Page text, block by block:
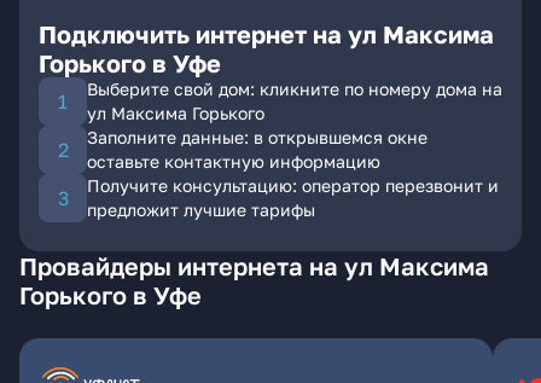
Подключить интернет на ул Максима
Горького в Уфе
Выберите свой дом: кликните по номеру дома на
ул Максима Горького
Заполните данные: в открывшемся окне
оставьте контактную информацию
Получите консультацию: оператор перезвонит и
предложит лучшие тарифы
Провайдеры интернета на ул Максима
Горького в Уфе